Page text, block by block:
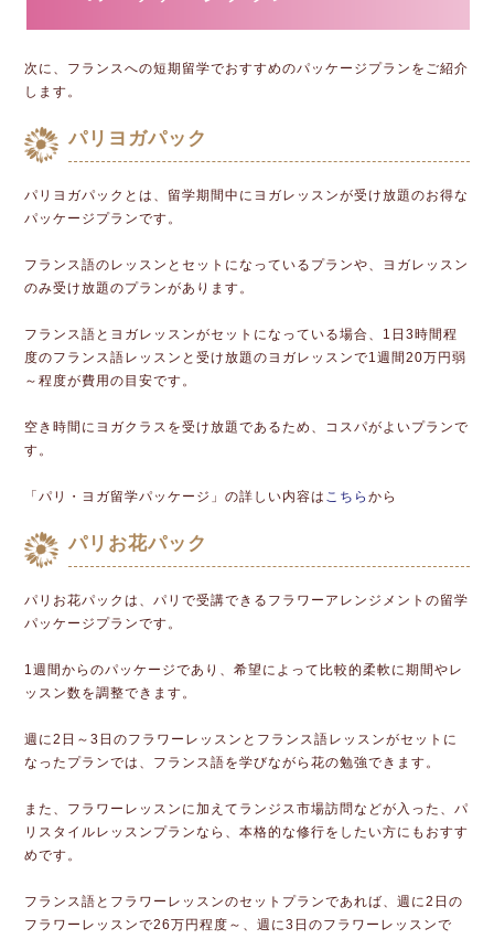
次に、フランスへの短期留学でおすすめのパッケージプランをご紹介
します。
パリヨガパック
パリヨガパックとは、留学期間中にヨガレッスンが受け放題のお得な
パッケージプランです。
フランス語のレッスンとセットになっているプランや、ヨガレッスン
のみ受け放題のプランがあります。
フランス語とヨガレッスンがセットになっている場合、1日3時間程
度のフランス語レッスンと受け放題のヨガレッスンで1週間20万円弱
～程度が費用の目安です。
空き時間にヨガクラスを受け放題であるため、コスパがよいプランで
す。
「パリ・ヨガ留学パッケージ」の詳しい内容は こちらから
パリお花パック
パリお花パックは、パリで受講できるフラワーアレンジメントの留学
パッケージプランです。
1週間からのパッケージであり、希望によって比較的柔軟に期間やレ
ッスン数を調整できます。
週に2日～3日のフラワーレッスンとフランス語レッスンがセットに
なったプランでは、フランス語を学びながら花の勉強できます。
また、フラワーレッスンに加えてランジス市場訪問などが入った、パ
リスタイルレッスンプランなら、本格的な修行をしたい方にもおすす
めです。
フランス語とフラワーレッスンのセットプランであれば、週に2日の
フラワーレッスンで26万円程度～、週に3日のフラワーレッスンで